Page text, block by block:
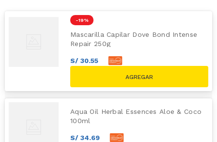
-19 %
Mascarilla Capilar Dove Bond Intense
Repair 250g
S/ 30.55
S/
Aqua Oil Herbal Essences Aloe & Coco
100ml
S/ 34.69